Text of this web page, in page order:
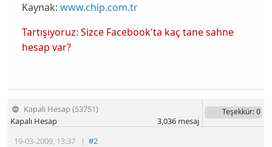
Kaynak: www.chip.com.tr
Tartışıyoruz: Sizce Facebook'ta kaç tane sahne
hesap var?
Kapalı Hesap (53751)
19-03-2009, 13:37 |#2
Kapalı Hesap
Teşekkür: 0
3,036mesaj